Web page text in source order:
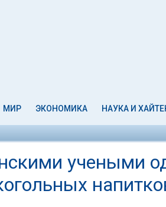
МИР ЭКОНОМИКА НАУКА И
учеными